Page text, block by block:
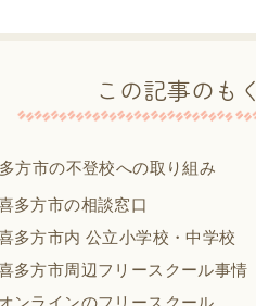
この記事のも
方市の不登校への取り組み
多方市の相談窓口
多方市内 公立小学校・中学校
多方市周辺フリースクール事情
オンラインのフリースクール